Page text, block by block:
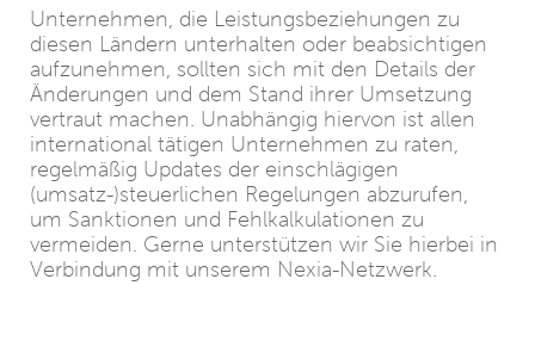
Unternehmen, die Leistungsbeziehungen zu
diesen Ländern unterhalten oder beabsichtigen
aufzunehmen, sollten sich mit den Details der
Änderungen und dem Stand ihrer Umsetzung
vertraut machen. Unabhängig hiervon ist allen
international tätigen Unternehmen zu raten,
regelmäßig Updates der einschlägigen
(umsatz-)steuerlichen Regelungen abzurufen,
um Sanktionen und Fehlkalkulationen zu
vermeiden. Gerne unterstützen wir Sie hierbei in
Verbindung mit unserem Nexia-Netzwerk.